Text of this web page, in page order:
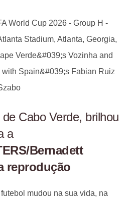
Cabo Verde, brilhou
a
Bernadett
reprodução
mudou na sua vida, na